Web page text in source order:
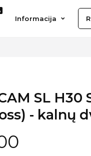
Informacija
SL H30
- kalnų